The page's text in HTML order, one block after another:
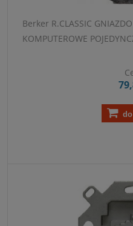
Berker R.CLASSIC
KOMPUTEROWE